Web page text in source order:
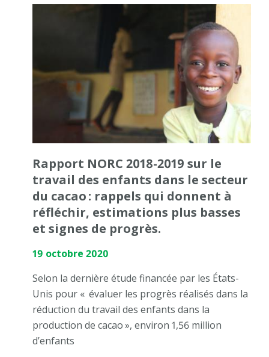
Rapport NORC 2018-2019 sur le
travail des enfants dans le secteur
du cacao : rappels qui donnent à
réfléchir, estimations plus basses
et signes de progrès.
19 octobre 2020
Selon la dernière étude financée par les États-
Unis pour « évaluer les progrès réalisés dans la
réduction du travail des enfants dans la
production de cacao », environ 1,56 million
d’enfants